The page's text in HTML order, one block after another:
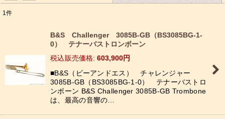
絞り込む
1 件
B&S Challenger 3085B-GB（BS3085BG-1-
0） テナーバストロンボーン
税込
: 603,900円
■B&S（ビーアンドエス） チャレンジャー
3085B-GB（BS3085BG-1-0） テナーバストロ
ンボーン B&S Challenger 3085B-GB Trombone
は、最高の音響の…